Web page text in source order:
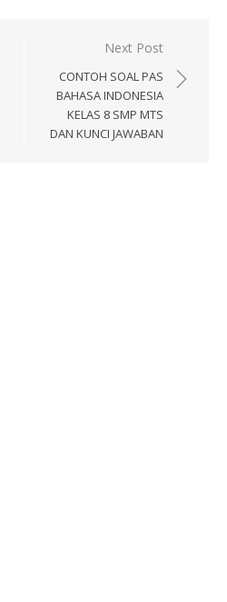
Next Post
CONTOH SOAL PAS
BAHASA INDONESIA
KELAS 8 SMP MTS
DAN KUNCI JAWABAN